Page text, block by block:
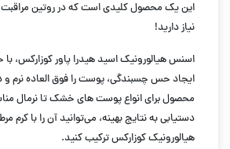
این یک محصول کلیدی است که در روتین
نیاز دارید!
اسنس هیالورونیک اسید هیدرا پاور کوزارکس،
ایجاد حس چسبندگی، پوست را فوق العاده نرم
محصول برای انواع پوست های خشک تا نرمال
دستیابی به نتایج بهینه، می‌توانید آن را با کرم
هیالورونیک کوزارکس ترکیب کنید.